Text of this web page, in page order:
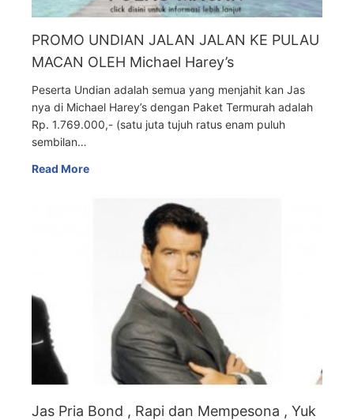
PROMO UNDIAN JALAN JALAN KE PULAU
MACAN OLEH Michael Harey’s
Peserta Undian adalah semua yang menjahit kan Jas
nya di Michael Harey’s dengan Paket Termurah adalah
Rp. 1.769.000,- (satu juta tujuh ratus enam puluh
sembilan…
Read More
Jas Pria Bond , Rapi dan Mempesona , Yuk